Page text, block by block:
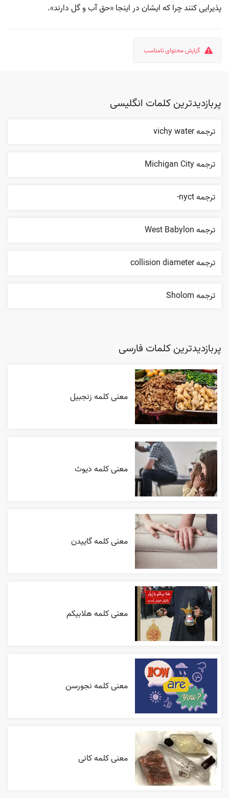
پذیرایی کنند چرا که ایشان در اینجا «حق آب و گل دارند».
گزارش محتوای نامناسب
پربازدیدترین کلمات انگلیسی
ترجمه vichy water
ترجمه Michigan City
ترجمه nyct-
ترجمه West Babylon
ترجمه collision diameter
ترجمه Sholom
پربازدیدترین کلمات فارسی
معنی کلمه زنجبیل
معنی کلمه دیوث
معنی کلمه گاییدن
معنی کلمه هلابیکم
معنی کلمه نجورسن
معنی کلمه کانی